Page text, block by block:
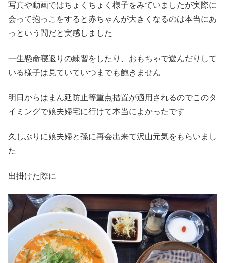
写真や動画ではちょくちょく様子をみていましたが実際に
会って抱っこをすると赤ちゃんが大きくなるのは本当にあ
っという間だと実感しました
一生懸命寝返りの練習をしたり、おもちゃで遊んだりして
いる様子は見ていていつまでも飽きません
明日からはまん延防止等重点措置が適用されるのでこのタ
イミングで娘夫婦宅に行けて本当によかったです
久しぶりに娘夫婦と孫に再会出来て沢山元気をもらいまし
た
出掛けた際に